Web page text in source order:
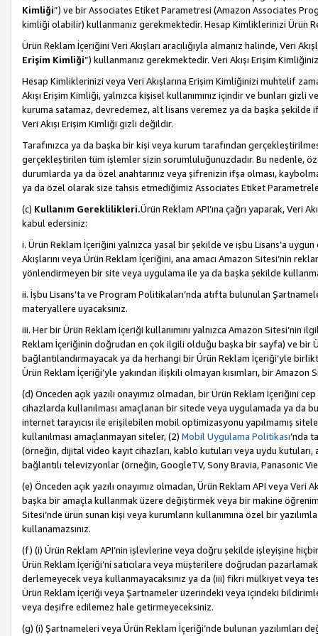
Kimliği”) ve bir Associates Etiket Parametresi (Amazon Associates
kimliği olabilir) kullanmanız gerekmektedir. Hesap Kimliklerinizi Ürün
Ürün Reklam İçeriğini Veri Akışları aracılığıyla almanız halinde, Veri
Erişim Kimliği”) kullanmanız gerekmektedir. Veri Akışı Erişim
Hesap Kimliklerinizi veya Veri Akışlarına Erişim Kimliğinizi muhtelif
Akışı Erişim Kimliği, yalnızca kişisel kullanımınız içindir ve bunları
kuruma satamaz, devredemez, alt lisans veremez ya da başka şekilde
Veri Akışı Erişim Kimliği gizli değildir.
Tarafınızca ya da başka bir kişi veya kurum tarafından
gerçekleştirilen tüm işlemler sizin sorumluluğunuzdadır. Bu nedenle,
durumlarda ya da özel anahtarınız veya şifrenizin ifşa olması,
ya da özel olarak size tahsis etmediğimiz Associates Etiket
(c) Kullanım Gereklilikleri.Ürün Reklam API’ına çağrı yaparak, Veri
kabul edersiniz:
i. Ürün Reklam İçeriğini yalnızca yasal bir şekilde ve işbu Lisans’a uygun
Akışlarını veya Ürün Reklam İçeriğini, ana amacı Amazon Sitesi’nin
yönlendirmeyen bir site veya uygulama ile ya da başka şekilde
ii. İşbu Lisans’ta ve Program Politikaları’nda atıfta bulunulan
materyallere uyacaksınız.
iii. Her bir Ürün Reklam İçeriği kullanımını yalnızca Amazon
Reklam İçeriğinin doğrudan en çok ilgili olduğu başka bir sayfa) ve bir
bağlantılandırmayacak ya da herhangi bir Ürün Reklam İçeriği’yle
Ürün Reklam İçeriği’yle yakından ilişkili olmayan kısımları, bir Amazon
(d) Önceden açık yazılı onayımız olmadan, bir Ürün Reklam İçeriğini
cihazlarda kullanılması amaçlanan bir sitede veya uygulamada ya da
internet tarayıcısı ile erişilebilen mobil optimizasyonu yapılmamış
kullanılması amaçlanmayan siteler, (2) Mobil Uygulama Politikası’nda
(örneğin, dijital video kayıt cihazları, kablo kutuları veya uydu kutuları,
bağlantılı televizyonlar (örneğin, GoogleTV, Sony Bravia, Panasonic
(e) Önceden açık yazılı onayımız olmadan, Ürün Reklam API veya
başka bir amaçla kullanmak üzere değiştirmek veya bir makine
Sitesi’nde ürün sunan kişi veya kurumların kullanımına özel bir
kullanamazsınız.
(f) (i) Ürün Reklam API’nin işlevlerine veya doğru şekilde işleyişine
Ürün Reklam İçeriği’ni satıcılara veya müşterilere doğrudan
derlemeyecek veya kullanmayacaksınız ya da (iii) fikri mülkiyet veya
Ürün Reklam İçeriği veya Şartnameler üzerindeki veya içindeki
veya deşifre edilemez hale getirmeyeceksiniz.
(g) (i) Şartnameleri veya Ürün Reklam İçeriği’nde bulunan